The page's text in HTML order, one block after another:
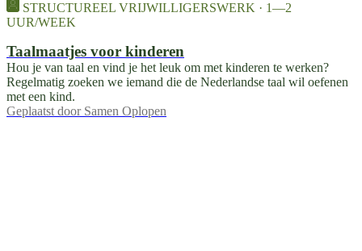
STRUCTUREEL VRIJWILLIGERSWERK · 1—2
UUR/WEEK
Taalmaatjes voor kinderen
Hou je van taal en vind je het leuk om met kinderen te werken?
Regelmatig zoeken we iemand die de Nederlandse taal wil oefenen
met een kind.
Geplaatst door Samen Oplopen